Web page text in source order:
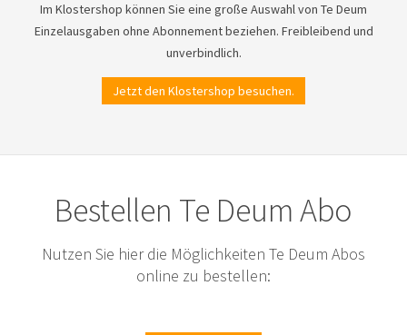
Im Klostershop können Sie eine große Auswahl von Te Deum
Einzelausgaben ohne Abonnement beziehen. Freibleibend und
unverbindlich.
Jetzt den Klostershop besuchen.
Bestellen Te Deum Abo
Nutzen Sie hier die Möglichkeiten Te Deum Abos
online zu bestellen: